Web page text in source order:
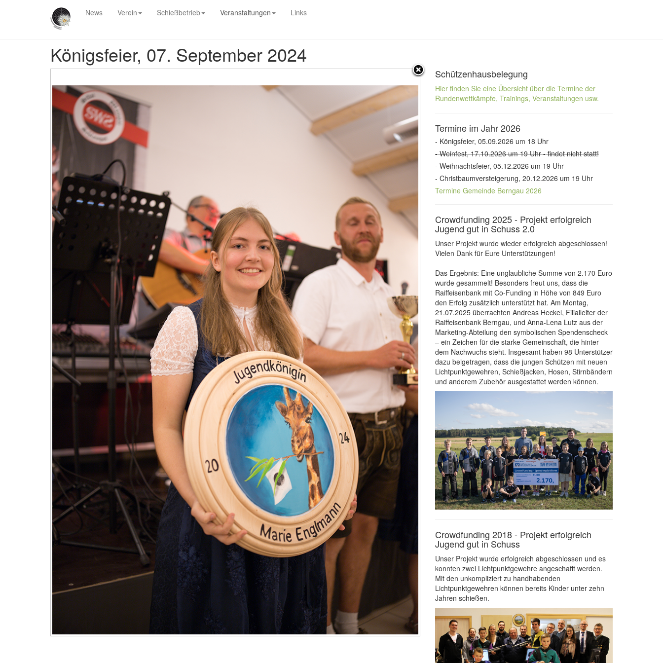
News Verein Schießbetrieb Veranstaltungen Links
Königsfeier, 07. September 2024
Schützenhausbelegung
Hier finden Sie eine Übersicht über die Termine der
Rundenwettkämpfe, Trainings, Veranstaltungen usw.
Termine im Jahr 2026
- Königsfeier, 05.09.2026 um 18 Uhr
- Weinfest, 17.10.2026 um 19 Uhr - findet nicht statt!
- Weihnachtsfeier, 05.12.2026 um 19 Uhr
- Christbaumversteigerung, 20.12.2026 um 19 Uhr
Termine Gemeinde Berngau 2026
Crowdfunding 2025 - Projekt erfolgreich
Jugend gut in Schuss 2.0
Unser Projekt wurde wieder erfolgreich abgeschlossen!
Vielen Dank für Eure Unterstützungen!
Das Ergebnis: Eine unglaubliche Summe von 2.170 Euro
wurde gesammelt! Besonders freut uns, dass die
Raiffeisenbank mit Co-Funding in Höhe von 849 Euro
den Erfolg zusätzlich unterstützt hat. Am Montag,
21.07.2025 überrachten Andreas Heckel, Filialleiter der
Raiffeisenbank Berngau, und Anna-Lena Lutz aus der
Marketing-Abteilung den symbolischen Spendenscheck
– ein Zeichen für die starke Gemeinschaft, die hinter
dem Nachwuchs steht. Insgesamt haben 98 Unterstützer
dazu beigetragen, dass die jungen Schützen mit neuen
Lichtpunktgewehren, Schießjacken, Hosen, Stirnbändern
und anderem Zubehör ausgestattet werden können.
Crowdfunding 2018 - Projekt erfolgreich
Jugend gut in Schuss
Unser Projekt wurde erfolgreich abgeschlossen und es
konnten zwei Lichtpunktgewehre angeschafft werden.
Mit den unkompliziert zu handhabenden
Lichtpunktgewehren können bereits Kinder unter zehn
Jahren schießen.